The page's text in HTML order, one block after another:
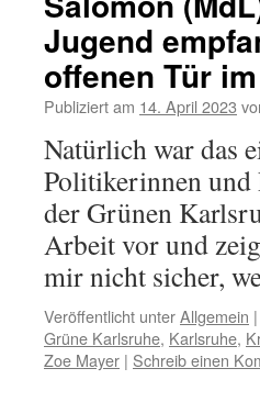
Jugend
offenen Tür
Publiziert am 14. April 2023
Natürlich war das
Politikerinnen und
der Grünen
Arbeit vor und
mir nicht sicher,
Veröffentlicht unterAllgemein |
Grüne Karlsruhe, Karlsruhe,
Zoe Mayer | Schreib einen